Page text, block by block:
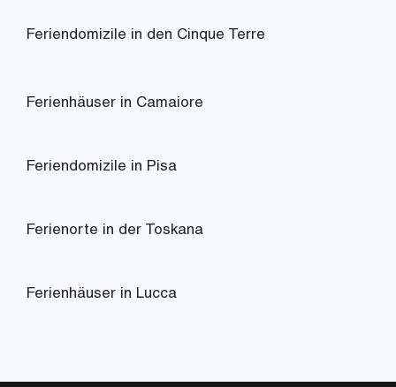
Feriendomizile in den Cinque Terre
Ferienhäuser in Camaiore
Feriendomizile in Pisa
Ferienorte in der Toskana
Ferienhäuser in Lucca